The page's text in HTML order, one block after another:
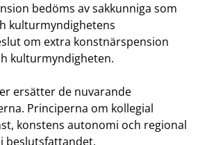
bedöms av sakkunniga som
kulturmyndighetens
om extra konstnärspension
kulturmyndigheten.
ersätter de nuvarande
Principerna om kollegial
konstens autonomi och regional
beslutsfattandet.